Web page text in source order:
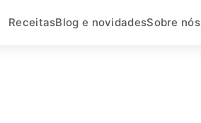
ReceitasBlog e novidadesSobre nós